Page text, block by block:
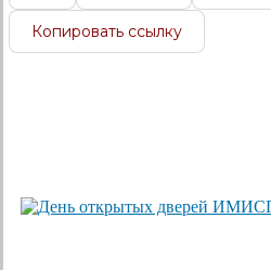
Копировать ссылку